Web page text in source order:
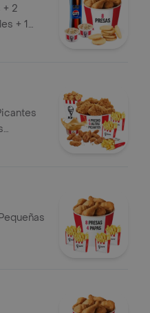
+ 2
+ 1